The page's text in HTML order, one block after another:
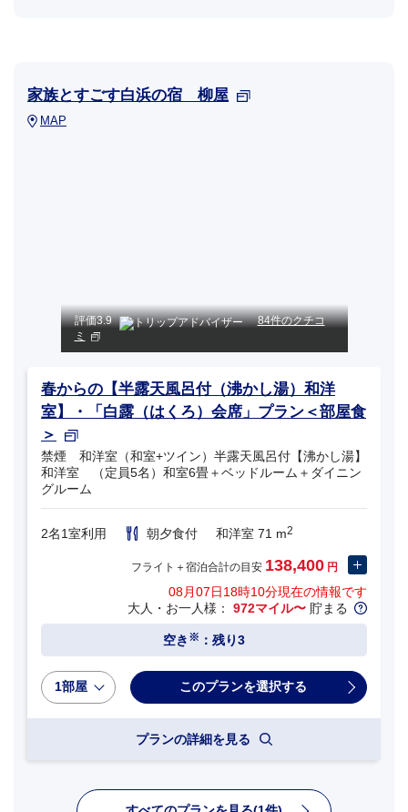
家族とすごす白浜の宿 柳屋
MAP
評価3.9
84件のクチコ
ミ
春からの【半露天風呂付（沸かし湯）和洋
室】・「白露（はくろ）会席」プラン＜部屋食
＞
禁煙 和洋室（和室+ツイン）半露天風呂付【沸かし湯】
和洋室 （定員5名）和室6畳＋ベッドルーム＋ダイニン
グルーム
2名1室利用 朝夕食付 和洋室 71 m2
フライト＋宿泊合計の目安 138,400 円
08月07日18時10分現在の情報です
大人・お一人様： 972マイル〜 貯まる
空き ※ ：残り3
1部屋
プランの詳細を見る